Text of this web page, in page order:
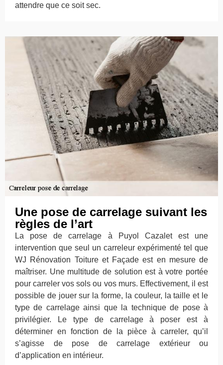
attendre que ce soit sec.
Une pose de carrelage suivant les
règles de l’art
La pose de carrelage à Puyol Cazalet est une
intervention que seul un carreleur expérimenté tel que
WJ Rénovation Toiture et Façade est en mesure de
maîtriser. Une multitude de solution est à votre portée
pour carreler vos sols ou vos murs. Effectivement, il est
possible de jouer sur la forme, la couleur, la taille et le
type de carrelage ainsi que la technique de pose à
privilégier. Le type de carrelage à poser est à
déterminer en fonction de la pièce à carreler, qu’il
s’agisse de pose de carrelage extérieur ou
d’application en intérieur.